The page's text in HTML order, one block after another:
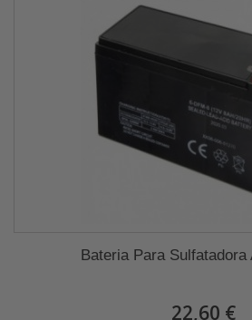
Bateria Para Sulfatadora
22,60 €